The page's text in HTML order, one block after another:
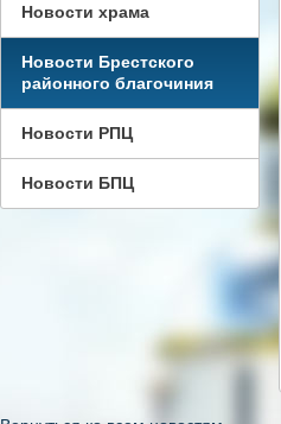
Новости храма
Новости Брестского
районного благочиния
Новости РПЦ
Новости БПЦ